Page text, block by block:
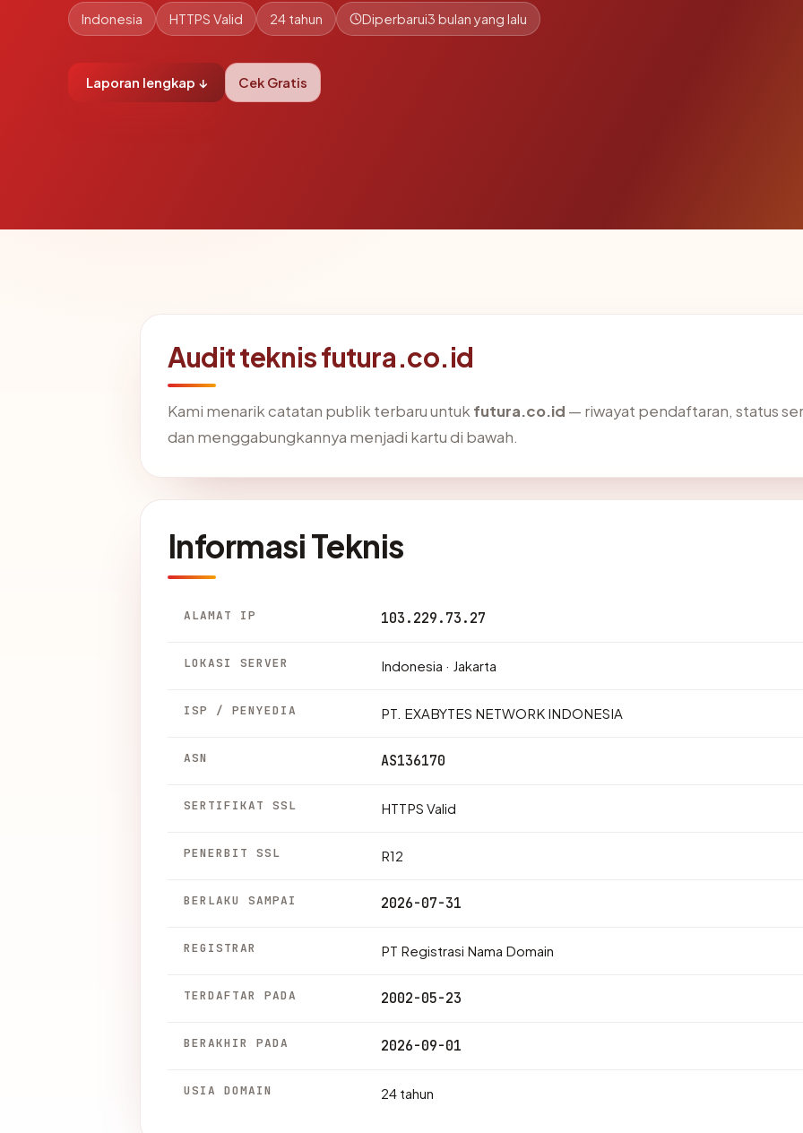
Indonesia HTTPS Valid 24 tahun Diperbarui3 bulan yang lalu
Laporan lengkap ↓ Cek Gratis
Audit teknis futura.co.id
Kami menarik catatan publik terbaru untuk futura.co.id — riwayat pendaftaran, status
dan menggabungkannya menjadi kartu di bawah.
Informasi Teknis
ALAMAT IP 103.229.73.27
LOKASI SERVER Indonesia · Jakarta
ISP / PENYEDIA PT. EXABYTES NETWORK INDONESIA
ASN AS136170
SERTIFIKAT SSL HTTPS Valid
PENERBIT SSL R12
BERLAKU SAMPAI 2026-07-31
REGISTRAR PT Registrasi Nama Domain
TERDAFTAR PADA 2002-05-23
BERAKHIR PADA 2026-09-01
USIA DOMAIN 24 tahun